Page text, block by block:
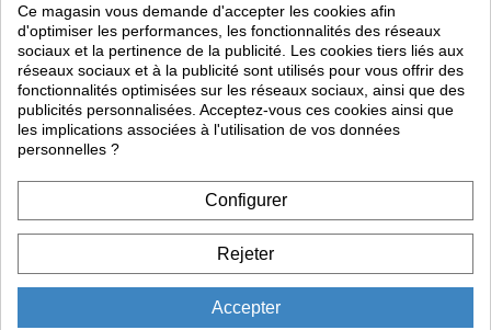
EN SAVOIR +
PRATIQUE
LIENS
Ce magasin vous demande d'accepter les cookies afin
d'optimiser les performances, les fonctionnalités des réseaux
sociaux et la pertinence de la publicité. Les cookies tiers liés aux
réseaux sociaux et à la publicité sont utilisés pour vous offrir des
fonctionnalités optimisées sur les réseaux sociaux, ainsi que des
publicités personnalisées. Acceptez-vous ces cookies ainsi que
les implications associées à l'utilisation de vos données
personnelles ?
Configurer
Rejeter
Accepter